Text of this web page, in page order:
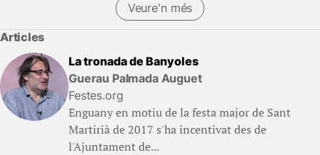
Veure'n més
(Llibres)
Articles
La tronada de Banyoles
Guerau Palmada Auguet
Festes.org
Enguany en motiu de la festa major de Sant
Martirià de 2017 s'ha incentivat des de
l'Ajuntament de...